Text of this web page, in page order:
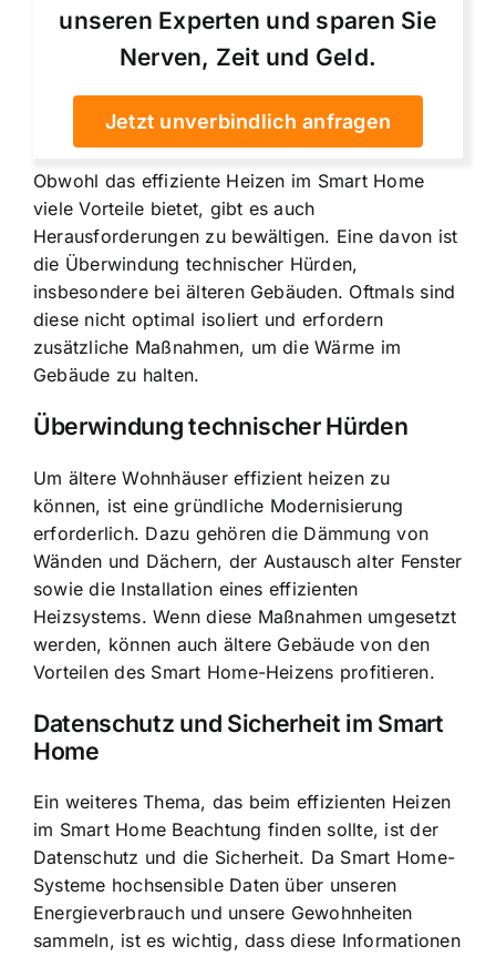
unseren Experten und sparen Sie
Nerven, Zeit und Geld.
Jetzt unverbindlich anfragen
Obwohl das effiziente Heizen im Smart Home
viele Vorteile bietet, gibt es auch
Herausforderungen zu bewältigen. Eine davon ist
die Überwindung technischer Hürden,
insbesondere bei älteren Gebäuden. Oftmals sind
diese nicht optimal isoliert und erfordern
zusätzliche Maßnahmen, um die Wärme im
Gebäude zu halten.
Überwindung technischer Hürden
Um ältere Wohnhäuser effizient heizen zu
können, ist eine gründliche Modernisierung
erforderlich. Dazu gehören die Dämmung von
Wänden und Dächern, der Austausch alter Fenster
sowie die Installation eines effizienten
Heizsystems. Wenn diese Maßnahmen umgesetzt
werden, können auch ältere Gebäude von den
Vorteilen des Smart Home-Heizens profitieren.
Datenschutz und Sicherheit im Smart
Home
Ein weiteres Thema, das beim effizienten Heizen
im Smart Home Beachtung finden sollte, ist der
Datenschutz und die Sicherheit. Da Smart Home-
Systeme hochsensible Daten über unseren
Energieverbrauch und unsere Gewohnheiten
sammeln, ist es wichtig, dass diese Informationen